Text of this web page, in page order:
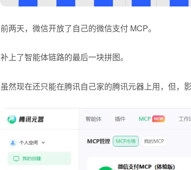
前两天，微信开放了自己的微信支付 MCP。
补上了智能体链路的最后一块拼图。
虽然现在还只能在腾讯自己家的腾讯元器上用，但，